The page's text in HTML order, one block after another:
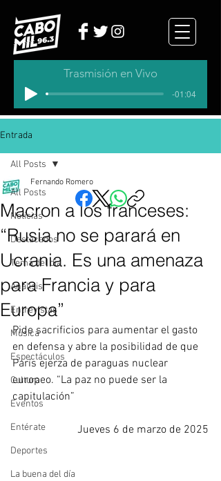
Trasmisión en Vivo
-01:04
Entrada
All Posts
Noticias
Destacados
Tema del dia
Analisis
Entrevistas
Música
Espectáculos
Cultura
Eventos
Entérate
Deportes
La buena del día
All Posts
Macron a los franceses:
“Rusia no se parará en
Ucrania. Es una amenaza
para Francia y para
Europa”
Fernando Romero
Pide sacrificios para aumentar el gasto
en defensa y abre la posibilidad de que
París ejerza de paraguas nuclear
europeo. “La paz no puede ser la
capitulación”
Jueves 6 de marzo de 2025